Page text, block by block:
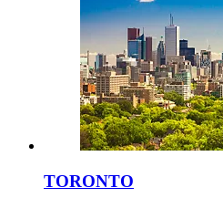
TORONTO